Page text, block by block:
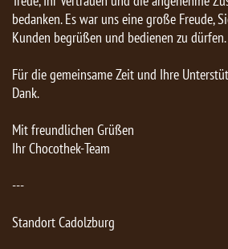
bedanken. Es war uns eine große Freude,
Kunden begrüßen und bedienen zu dürfen.
Für die gemeinsame Zeit und Ihre
Dank.
Mit freundlichen Grüßen
Ihr Chocothek-Team
---
Standort Cadolzburg